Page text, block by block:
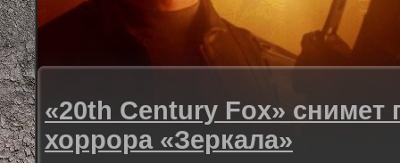
«20th Century Fox» снимет
хоррора «Зеркала»